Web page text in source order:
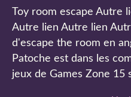
Toy room escape Autre
Autre lien Autre lien
d'escape the room en
Patoche est dans les
jeux de Games Zone 15